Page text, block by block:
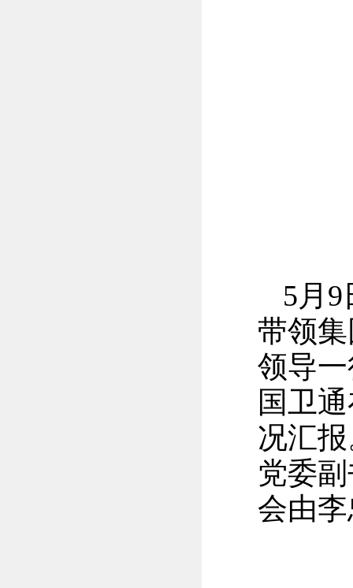
5月
带领
领导
国卫
况汇
党委
会由